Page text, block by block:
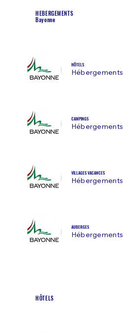
HEBERGEMENTS
Bayonne
HÔTELS
Hébergements
CAMPINGS
Hébergements
VILLAGES VACANCES
Hébergements
AUBERGES
Hébergements
HÔTELS